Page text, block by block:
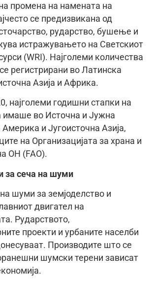
промена на намената на
се предизвикана од
рударство, бушење и
истражувањето на Светскиот
(WRI). Најголеми количества
регистрирани во Латинска
Азија и Африка.
најголеми годишни стапки на
имаше во Источна и Јужна
и Југоисточна Азија,
на Организацијата за храна и
ОН (FAO).
за сеча на шуми
шуми за земјоделство и
двигател на
Рударството,
проекти и урбаните населби
Производите што се
шумски терени зависат